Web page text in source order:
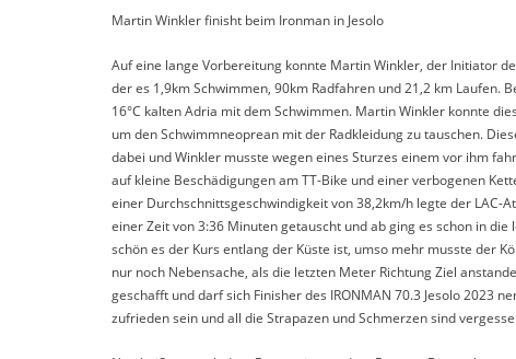
Martin Winkler finisht beim Ironman in Jesolo
Auf eine lange Vorbereitung konnte Martin Winkler, der Initiator
der es 1,9km Schwimmen, 90km Radfahren und 21,2 km
16°C kalten Adria mit dem Schwimmen. Martin Winkler konnte
um den Schwimmneoprean mit der Radkleidung zu tauschen.
dabei und Winkler musste wegen eines Sturzes einem vor ihm
auf kleine Beschädigungen am TT-Bike und einer verbogenen
einer Durchschnittsgeschwindigkeit von 38,2km/h legte der LAC-
einer Zeit von 3:36 Minuten getauscht und ab ging es schon in
schön es der Kurs entlang der Küste ist, umso mehr musste der
nur noch Nebensache, als die letzten Meter Richtung Ziel
geschafft und darf sich Finisher des IRONMAN 70.3 Jesolo 2023
zufrieden sein und all die Strapazen und Schmerzen sind